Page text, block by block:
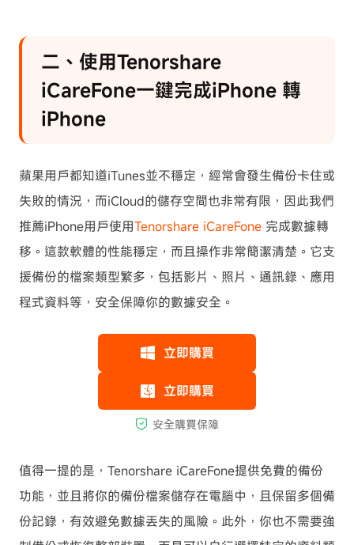
二、使用Tenorshare
iCareFone一鍵完成iPhone 轉
iPhone
蘋果用戶都知道iTunes並不穩定，經常會發生備份卡住或
失敗的情況，而iCloud的儲存空間也非常有限，因此我們
推薦iPhone用戶使用Tenorshare iCareFone 完成數據轉
移。這款軟體的性能穩定，而且操作非常簡潔清楚。它支
援備份的檔案類型繁多，包括影片、照片、通訊錄、應用
程式資料等，安全保障你的數據安全。
值得一提的是，Tenorshare iCareFone提供免費的備份
功能，並且將你的備份檔案儲存在電腦中，且保留多個備
份記錄，有效避免數據丟失的風險。此外，你也不需要強